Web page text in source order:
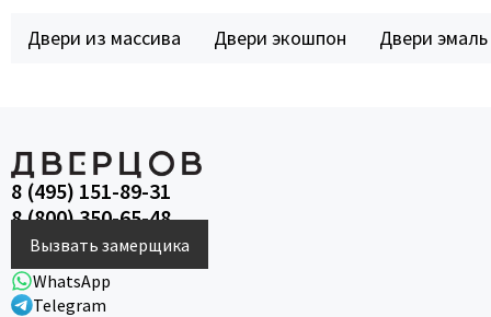
Двери из массива Двери экошпон Двери эмаль
8 (495) 151-89-31
8 (800) 350-65-48
Вызвать замерщика
WhatsApp
Telegram